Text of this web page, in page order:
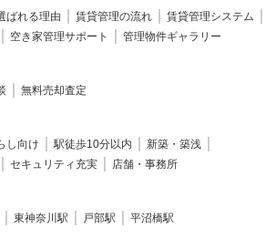
ばれる理由 賃貸管理の流れ
賃貸管理システム
空き家管理サポート 管理物件ギャラリー
無料売却査定
し向け 駅徒歩10分以内
新築・築浅
セキュリティ充実 店舗・事務所
東神奈川駅 戸部駅 平沼橋駅